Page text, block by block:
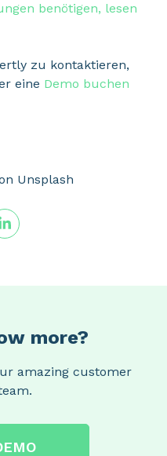
benötigen, lesen
zu kontaktieren,
eine Demo buchen
Unsplash
more?
amazing customer